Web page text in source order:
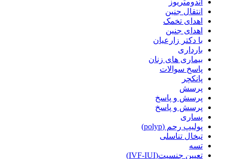
انتقال جنین
اهدای تخمک
اهدای جنین
با دکتر زارعیان
بارداری
بیماری های زنان
پاسخ سوالات
پانکچر
پرسش
پرسش و پاسخ
پرسش و پاسخ
پساری
پولیپ رحم (polyp)
تبخال تناسلی
تسه
تعیین جنسیت(IVF-IUI)